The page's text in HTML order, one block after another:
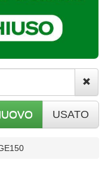
USATO